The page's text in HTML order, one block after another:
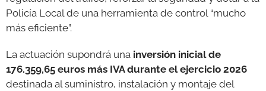
Policía Local de una herramienta de control “mucho
más eficiente”.
La actuación supondrá una inversión inicial de
176.359,65 euros más IVA durante el ejercicio 2026
destinada al suministro, instalación y montaje del